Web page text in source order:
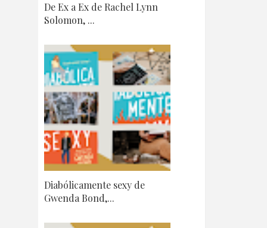
De Ex a Ex de Rachel Lynn
Solomon, ...
Diabólicamente sexy de
Gwenda Bond,...